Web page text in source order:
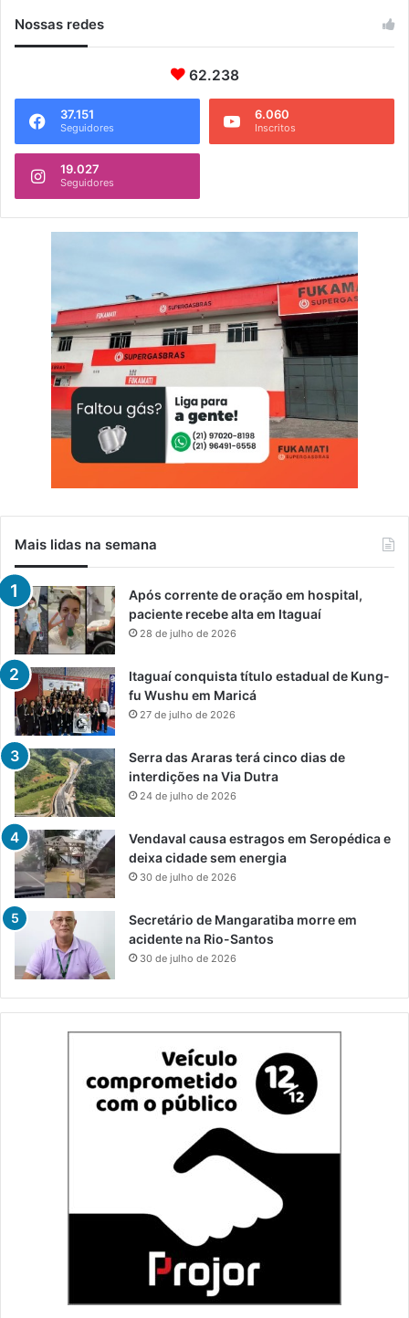
g
a
Nossas redes
62.238
37.151
Seguidores
6.060
Inscritos
19.027
Seguidores
Mais lidas na semana
Após corrente de oração em hospital,
paciente recebe alta em Itaguaí
28 de julho de 2026
Itaguaí conquista título estadual de Kung-
fu Wushu em Maricá
27 de julho de 2026
Serra das Araras terá cinco dias de
interdições na Via Dutra
24 de julho de 2026
Vendaval causa estragos em Seropédica e
deixa cidade sem energia
30 de julho de 2026
Secretário de Mangaratiba morre em
acidente na Rio-Santos
30 de julho de 2026